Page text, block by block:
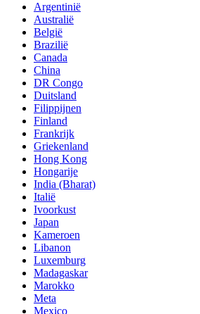
Argentinië
Australië
België
Brazilië
Canada
China
DR Congo
Duitsland
Filippijnen
Finland
Frankrijk
Griekenland
Hong Kong
Hongarije
India (Bharat)
Italië
Ivoorkust
Japan
Kameroen
Libanon
Luxemburg
Madagaskar
Marokko
Meta
Mexico